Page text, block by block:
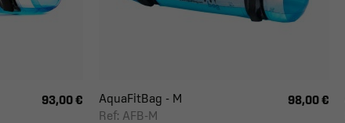
93,00 €
AquaFitBag - M
Ref: AFB-M
98,00 €